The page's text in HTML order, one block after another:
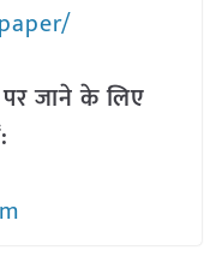
जाने के लिए